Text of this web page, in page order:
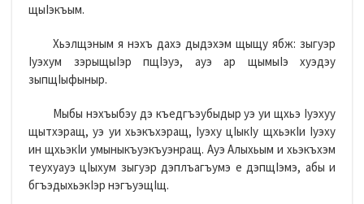
щыIэкъым.
Хьэлщэным я нэхъ дахэ дыдэхэм щыщу ябж: зыгуэр
Iуэхум зэрыщыIэр пщIэуэ, ауэ ар щымыIэ хуэдэу
зыпщIыфыныр.
Мыбы нэхъыбэу дэ къедгъэубыдыр уэ уи щхьэ Iуэхуу
щытхэращ, уэ уи хьэкъхэращ, Iуэху цIыкIу щхьэкIи Iуэху
ин щхьэкIи умыныкъуэкъуэнращ. Ауэ Алыхьым и хьэкъхэм
теухуауэ цIыхум зыгуэр дэплъагъумэ е дэпщIэмэ, абы и
бгъэдыхьэкIэр нэгъуэщIщ.